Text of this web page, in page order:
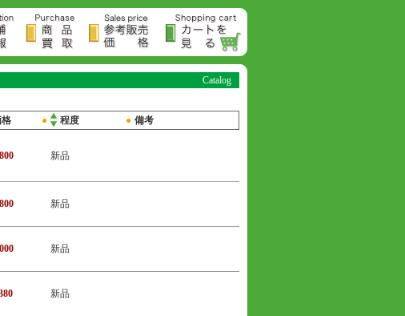
Catalog
● 程度 ● 備考
新品
新品
新品
新品